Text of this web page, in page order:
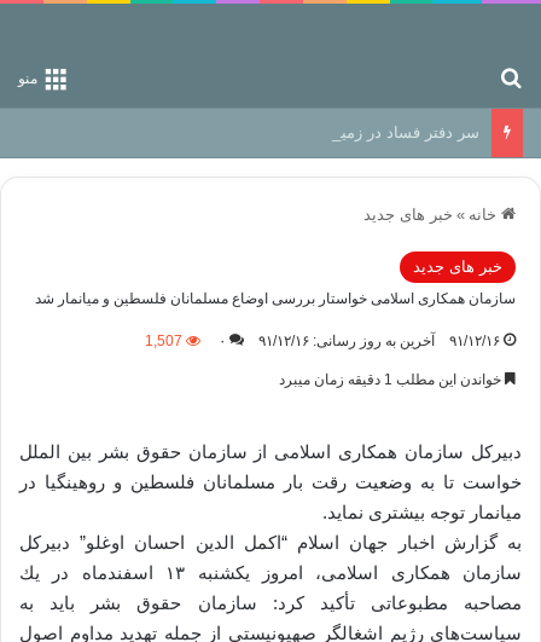
منو
سر دفتر فساد در زمین‌، دوری وکناره‌گیری از راه خداست‌!
خانه » خبر های جدید
خبر های جدید
سازمان همكاری اسلامی خواستار بررسی اوضاع مسلمانان فلسطین و میانمار شد
۹۱/۱۲/۱۶ آخرین به روز رسانی: ۹۱/۱۲/۱۶ ۰ 1,507
خواندن این مطلب 1 دقیقه زمان میبرد
دبیركل سازمان همكاری اسلامی از سازمان حقوق بشر بین الملل
خواست تا به وضعیت رقت بار مسلمانان فلسطین و روهینگیا در
میانمار توجه بیشتری نماید.
به گزارش اخبار جهان اسلام “اكمل الدین احسان اوغلو” دبیركل
سازمان همكاری اسلامی، امروز یكشنبه ۱۳ اسفندماه در یك
مصاحبه مطبوعاتی تأكید كرد: سازمان حقوق بشر باید به
سیاست‌های رژیم اشغالگر صهیونیستی از جمله تهدید مداوم اصول